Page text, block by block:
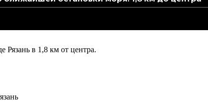
Рязань в 1,8 км от центра.